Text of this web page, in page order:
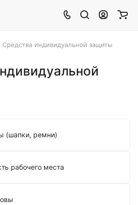
Средства индивидуальной защиты
(шапки, ремни)
рабочего места